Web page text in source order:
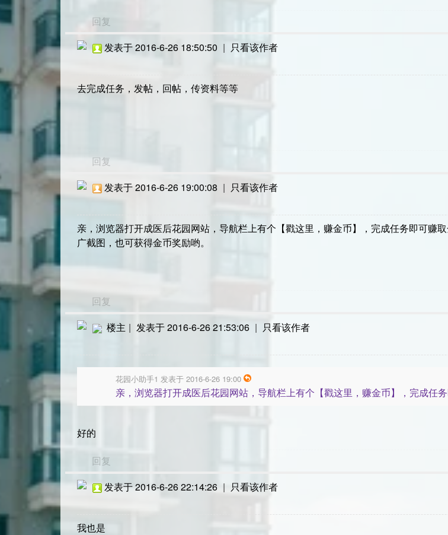
回复
发表于 2016-6-26 18:50:50 | 只看该作者
去完成任务，发帖，回帖，传资料等等
回复
发表于 2016-6-26 19:00:08 | 只看该作者
亲，浏览器打开成医后花园网站，导航栏上有个【戳这里，赚金币】，完成任务即可赚
广截图，也可获得金币奖励哟。
回复
楼主 | 发表于 2016-6-26 21:53:06 | 只看该作者
花园小助手1 发表于 2016-6-26 19:00
亲，浏览器打开成医后花园网站，导航栏上有个【戳这里，赚金币】，完成任
好的
回复
发表于 2016-6-26 22:14:26 | 只看该作者
我也是